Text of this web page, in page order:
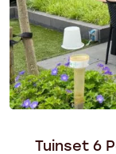
Tuinset 6